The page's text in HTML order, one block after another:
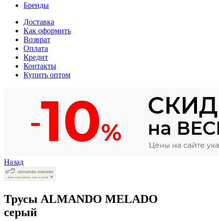
Бренды
Доставка
Как оформить
Возврат
Оплата
Кредит
Контакты
Купить оптом
Назад
Трусы ALMANDO MELADO
серый